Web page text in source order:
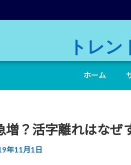
トレ
ホーム
増？活字離れはなぜ
年11月1日